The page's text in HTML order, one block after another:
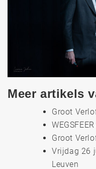
Meer artikels
Groot
Groot
Vrijdag 26
Leuven